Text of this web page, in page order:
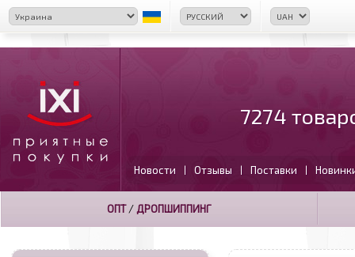
7274
Новости | Отзывы | Поставки |
ОПТ/ ДРОПШИППИНГ